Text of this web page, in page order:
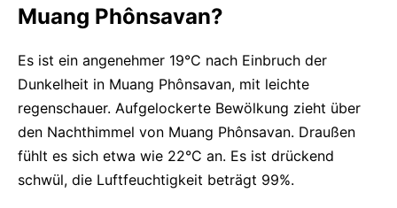
Muang Phônsavan?
Es ist ein angenehmer 19°C nach Einbruch der
Dunkelheit in Muang Phônsavan, mit leichte
regenschauer. Aufgelockerte Bewölkung zieht über
den Nachthimmel von Muang Phônsavan. Draußen
fühlt es sich etwa wie 22°C an. Es ist drückend
schwül, die Luftfeuchtigkeit beträgt 99%.